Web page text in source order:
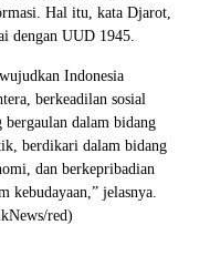
Hal itu, kata Djarot,
dengan UUD 1945.
Indonesia
berkeadilan sosial
bergaulan dalam bidang
berdikari dalam bidang
dan berkepribadian
kebudayaan,” jelasnya.
red)